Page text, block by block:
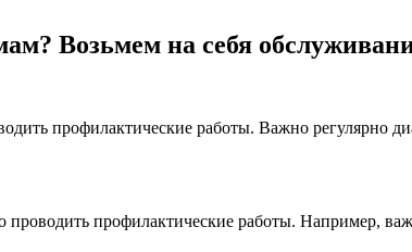
Возьмем на себя
профилактические работы. Важно регулярно
профилактические работы. Например,